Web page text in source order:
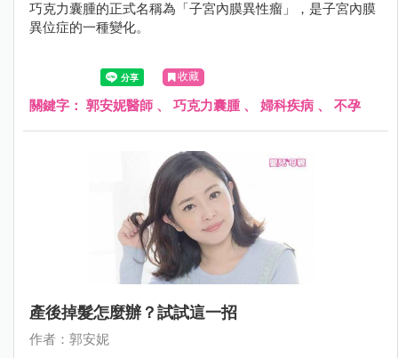
巧克力囊腫的正式名稱為「子宮內膜異性瘤」，是子宮內膜
異位症的一種變化。
收藏
關鍵字： 郭安妮醫師 、 巧克力囊腫、 婦科疾病 、 不孕
產後掉髮怎麼辦？試試這一招
作者：郭安妮